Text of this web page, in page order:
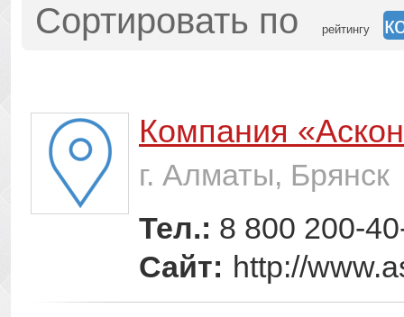
Сортировать по рейтингу
Компания
г. Алматы, Брянск
Тел.: 8 800 200-
Сайт: http://